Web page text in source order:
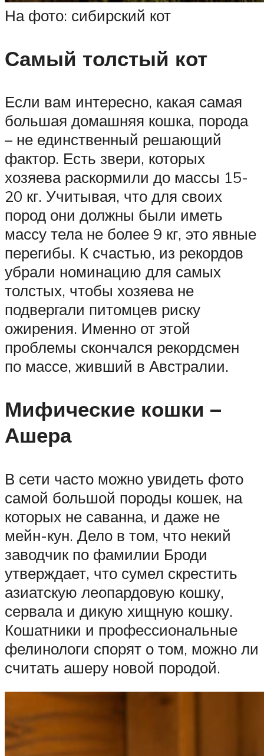
На фото: сибирский кот
Самый толстый кот
Если вам интересно, какая самая
большая домашняя кошка, порода
– не единственный решающий
фактор. Есть звери, которых
хозяева раскормили до массы 15-
20 кг. Учитывая, что для своих
пород они должны были иметь
массу тела не более 9 кг, это явные
перегибы. К счастью, из рекордов
убрали номинацию для самых
толстых, чтобы хозяева не
подвергали питомцев риску
ожирения. Именно от этой
проблемы скончался рекордсмен
по массе, живший в Австралии.
Мифические кошки –
Ашера
В сети часто можно увидеть фото
самой большой породы кошек, на
которых не саванна, и даже не
мейн-кун. Дело в том, что некий
заводчик по фамилии Броди
утверждает, что сумел скрестить
азиатскую леопардовую кошку,
сервала и дикую хищную кошку.
Кошатники и профессиональные
фелинологи спорят о том, можно ли
считать ашеру новой породой.